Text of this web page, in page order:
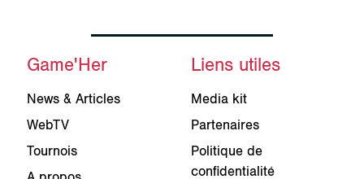
Game'Her
News & Articles
WebTV
Tournois
Liens utiles
Media kit
Partenaires
Politique de
confidentialité